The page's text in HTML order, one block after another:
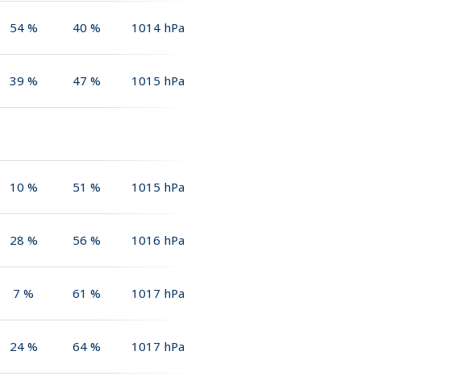
54 % 40 % 1014 hPa
39 % 47 % 1015 hPa
10 % 51 % 1015 hPa
28 % 56 % 1016 hPa
7 % 61 % 1017 hPa
24 % 64 % 1017 hPa